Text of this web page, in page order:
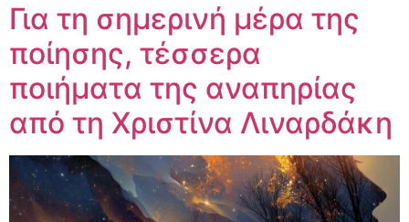
Για τη σημερινή μέρα της
ποίησης, τέσσερα
ποιήματα της αναπηρίας
από τη Χριστίνα Λιναρδάκη